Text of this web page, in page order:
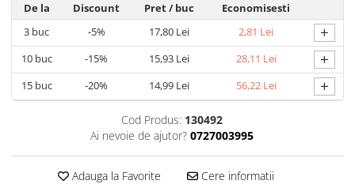
Corpuri de iluminat
Lampi de veghe
Articole si, Echipamente pentru
Transport şi Ridicat
Pelerine, Umbrele si Accesorii
Videoproiectoare
Accesorii Auto
Accesorii Auto
De la
Discount Pret/ buc
Economisesti
3 buc -5% 17,80 Lei 2,81 Lei +
10buc -15% 15,93 Lei 28,11 Lei +
15buc -20% 14,99 Lei 56,22 Lei +
Cod Produs: 130492
Ai nevoie de ajutor? 0727003995
Adauga la Favorite Cere informatii